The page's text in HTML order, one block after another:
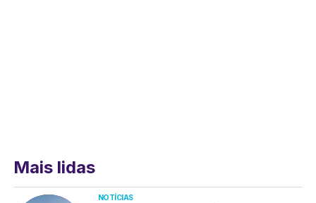
Mais lidas
NOTÍCIAS